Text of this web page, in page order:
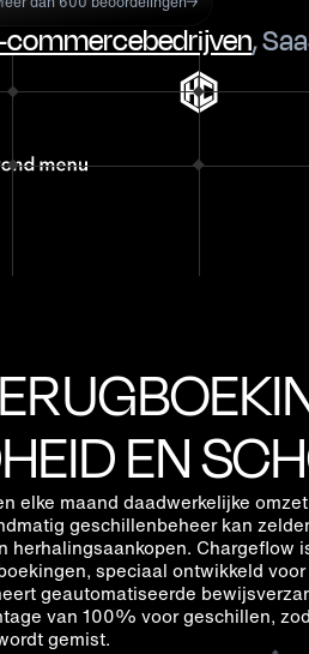
,
EN
elke maand daadwerkelijke
geschillenbeheer kan
Chargeflow
speciaal ontwikkeld
geautomatiseerde
van 100% voor geschillen,
gemist.